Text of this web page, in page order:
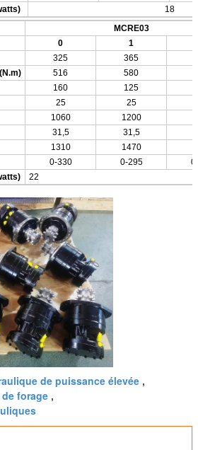
18
MCRE03
0
1
325 365
516 580
160 125
25 25
1060 1200
31,5 31,5
1310 1470
0-330 0-295
22
de puissance élevée ,
forage ,